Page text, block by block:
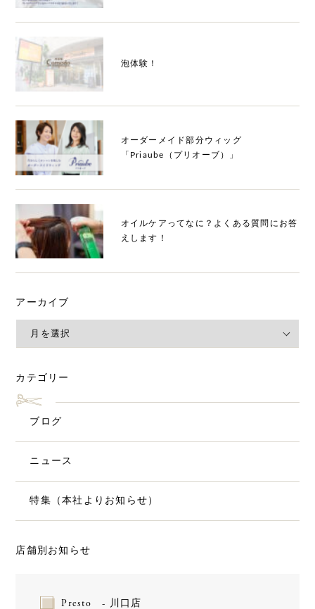
泡体験！
オーダーメイド部分ウィッグ
「Priaube（プリオーブ）」
オイルケアってなに？よくある質問にお答
えします！
アーカイブ
カテゴリー
ブログ
ニュース
特集（本社よりお知らせ）
店舗別お知らせ
Presto - 川口店